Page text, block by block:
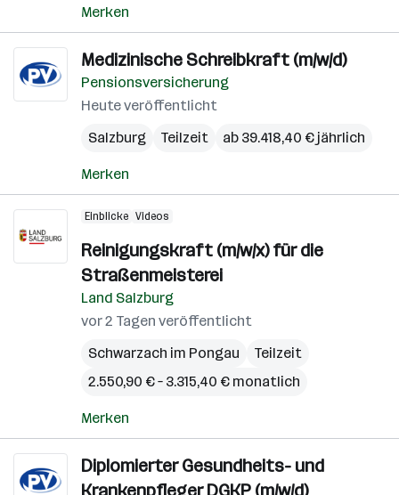
Merken
Medizinische Schreibkraft (m/w/d)
Pensionsversicherung
Heute veröffentlicht
Salzburg
Teilzeit ab 39.418,40 € jährlich
Merken
Einblicke Videos
Reinigungskraft (m/w/x) für die
Straßenmeisterei
Land Salzburg
vor 2 Tagen veröffentlicht
Schwarzach im Pongau
Teilzeit
2.550,90 € – 3.315,40 € monatlich
Merken
Diplomierter Gesundheits- und
Krankenpfleger DGKP (m/w/d)